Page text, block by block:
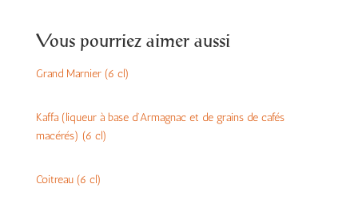
Vous pourriez aimer aussi
Grand Marnier (6 cl)
Kaffa (liqueur à base d’Armagnac et de grains de cafés
macérés) (6 cl)
Coitreau (6 cl)